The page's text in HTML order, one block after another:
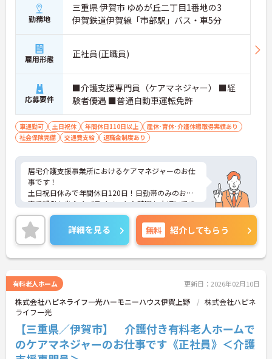
勤務地
三重県 伊賀市 ゆめが丘二丁目1番地の3
伊賀鉄道伊賀線「市部駅」バス・車5分
雇用形態 正社員(正職員)
応募要件
■介護支援専門員（ケアマネジャー） ■経
験者優遇 ■普通自動車運転免許
車通勤可 土日祝休 年間休日110日以上
産休･育休･介護休暇取得実績あり
社会保険完備
交通費支給 退職金制度あり
居宅介護支援事業所におけるケアマネジャーのお仕
事です！
土日祝日休みで年間休日120日！日勤帯のみのお仕
事で残業も少なくプライベートな時間も大切にでき
ます。
ご興味ある方には、面接のポイントなど、さらに詳
細をお話致しますのでお気軽にご相談ください。
詳細を見る 無料 紹介してもらう
有料老人ホーム 更新日：2026年02月10日
株式会社ハピネライフ一光ハーモニーハウス伊賀上野
株式会社ハピネ
ライフ一光
【三重県／伊賀市】 介護付き有料老人ホームで
のケアマネジャーのお仕事です《正社員》＜介護